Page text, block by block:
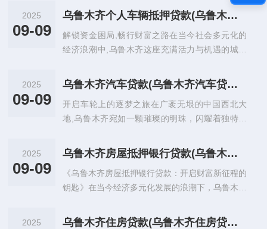
鲁木齐这座充满活力的城市...
2025
09-09
乌鲁木齐个人车辆抵押贷款(乌鲁木齐抵押车交易网)
解锁资金困局,畅行财富之路在当今社会多元化的
经济浪潮中,乌鲁木齐这座充满活力与机遇的城市
创业梦想的启航、家庭...
2025
09-09
乌鲁木齐汽车贷款(乌鲁木齐汽车贷款.急用钱秒审批安全高效.公司)
开启车轮上的逐梦之旅在广袤无垠的中国西北大
地,乌鲁木齐宛如一颗璀璨的明珠，闪耀着独特的
证着无数人对美好生活的...
2025
09-09
乌鲁木齐房屋抵押银行贷款(乌鲁木齐房产抵押银行贷款)
《乌鲁木齐房屋抵押银行贷款：开启财富新征程的
钥匙》在当今经济多元化发展的浪潮下，乌鲁木齐
逐渐成为众多居民和企...
2025 乌鲁木齐住房贷款(乌鲁木齐住房贷款利息专项扣除退税)